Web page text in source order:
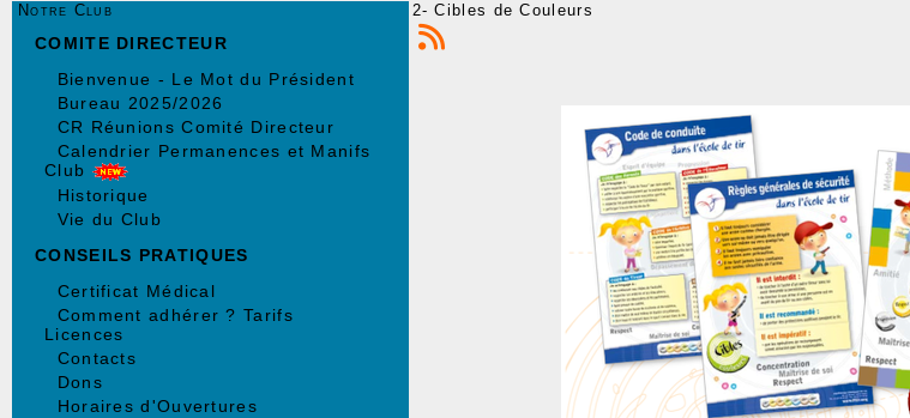
Notre Club
COMITE DIRECTEUR
Bienvenue - Le Mot du Président
Bureau 2025/2026
CR Réunions Comité Directeur
Calendrier Permanences et Manifs
Club
Historique
Vie du Club
CONSEILS PRATIQUES
Certificat Médical
Comment adhérer ? Tarifs
Licences
Contacts
Dons
Horaires d'Ouvertures
2- Cibles de Couleurs